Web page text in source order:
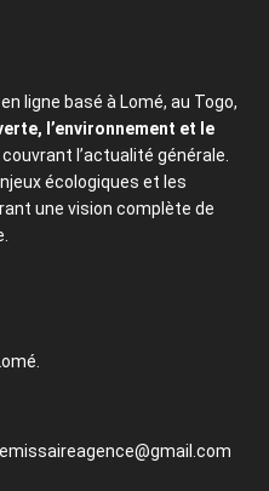
ligne basé à Lomé, au Togo,
l’environnement et le
l’actualité générale.
écologiques et les
une vision complète de